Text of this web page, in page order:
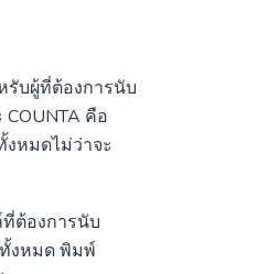
รับผู้ที่ต้องการนับ
คือ
งหมดไม่ว่าจะ
ต้องการนับ
งหมด พิมพ์